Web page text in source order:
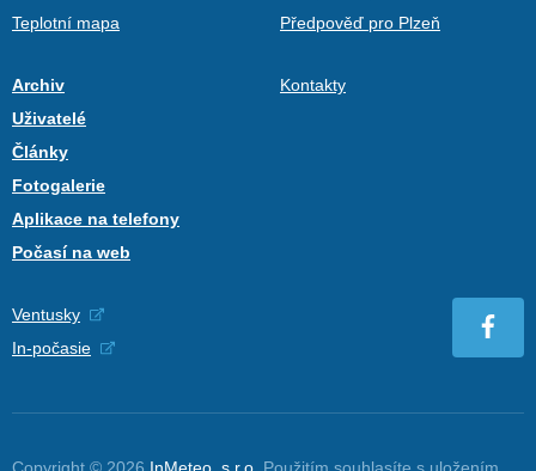
Teplotní mapa
Předpověď pro Plzeň
Archiv
Uživatelé
Články
Fotogalerie
Aplikace na telefony
Počasí na web
Kontakty
Ventusky
In-počasie
Copyright © 2026 InMeteo, s.r.o. Použitím souhlasíte s uložením